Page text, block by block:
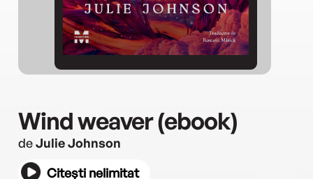
Wind weaver (ebook)
deJulie Johnson
Citești nelimitat